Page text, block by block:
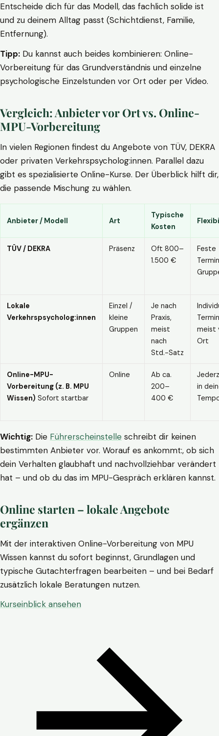
Entscheide dich für das Modell, das fachlich solide ist
und zu deinem Alltag passt (Schichtdienst, Familie,
Entfernung).
Tipp: Du kannst auch beides kombinieren: Online-
Vorbereitung für das Grundverständnis und einzelne
psychologische Einzelstunden vor Ort oder per Video.
Vergleich: Anbieter vor Ort vs. Online-
MPU-Vorbereitung
In vielen Regionen findest du Angebote von TÜV, DEKRA
oder privaten Verkehrspsycholog:innen. Parallel dazu
gibt es spezialisierte Online-Kurse. Der Überblick hilft dir,
die passende Mischung zu wählen.
Anbieter / Modell Art
Typische
Kosten
TÜV / DEKRA Präsenz
Oft 800–
1.500 €
Feste
Lokale
Verkehrspsycholog:innen
Einzel /
kleine
Gruppen
Je nach
Praxis,
meist
nach
Std.-Satz
meist
Ort
Online-MPU-
Vorbereitung (z. B. MPU
Wissen) Sofort startbar
Online
Ab ca.
200–
400 €
in
Wichtig: Die Führerscheinstelle schreibt dir keinen
bestimmten Anbieter vor. Worauf es ankommt:, ob sich
dein Verhalten glaubhaft und nachvollziehbar verändert
hat – und ob du das im MPU-Gespräch erklären kannst.
Online starten – lokale Angebote
ergänzen
Mit der interaktiven Online-Vorbereitung von MPU
Wissen kannst du sofort beginnst, Grundlagen und
typische Gutachterfragen bearbeiten – und bei Bedarf
zusätzlich lokale Beratungen nutzen.
Kurseinblick ansehen